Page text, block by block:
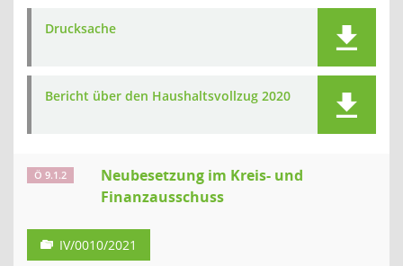
Drucksache
Bericht über den Haushaltsvollzug 2020
Ö 9.1.2
Neubesetzung im Kreis- und
Finanzausschuss
IV/0010/2021